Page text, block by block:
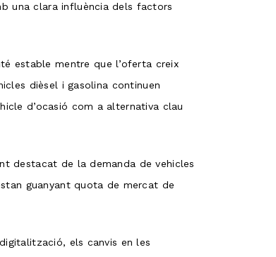
una clara influència dels factors
estable mentre que l’oferta creix
dièsel i gasolina continuen
d’ocasió com a alternativa clau
destacat de la demanda de vehicles
guanyant quota de mercat de
els canvis en les